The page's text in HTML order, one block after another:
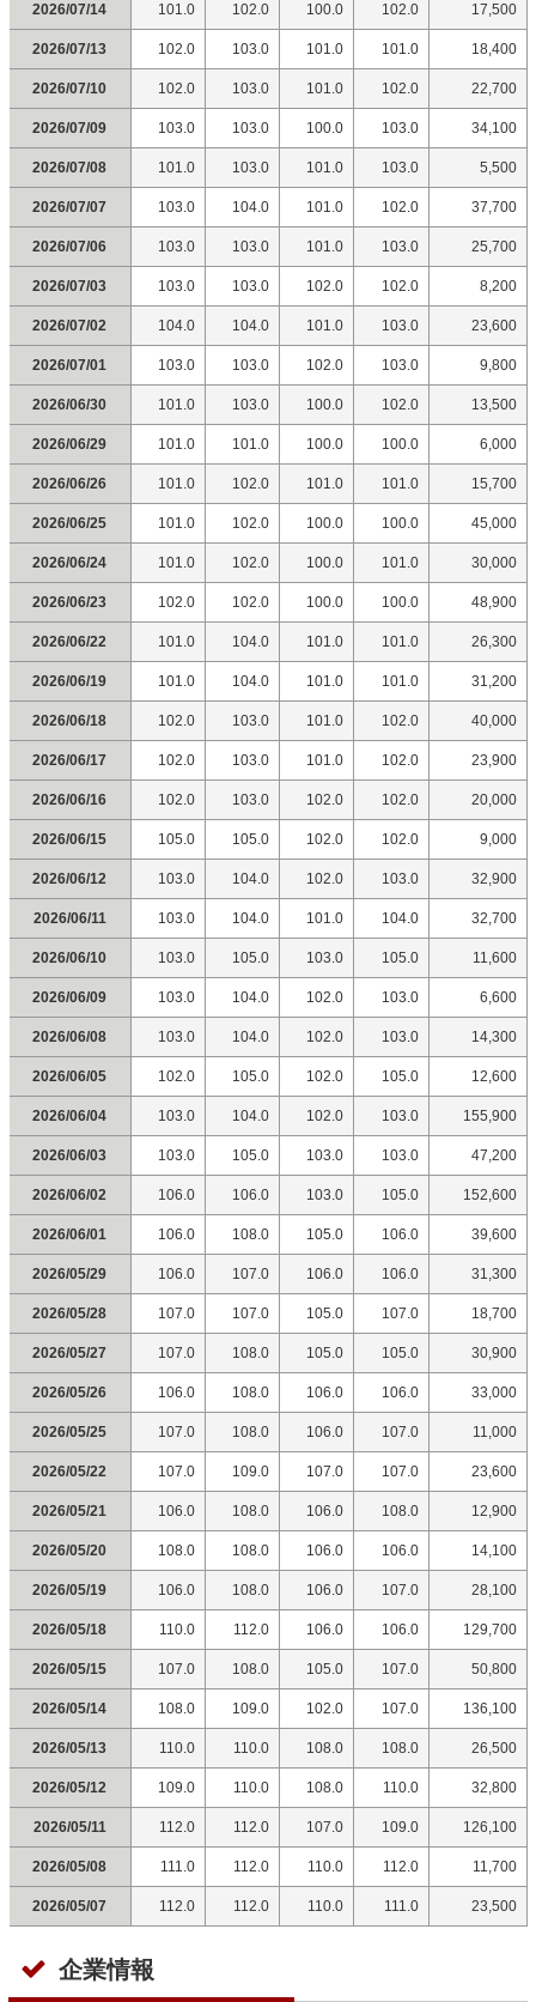
2026/07/14 101.0 102.0 100.0 102.0 17,500
2026/07/13 102.0 103.0 101.0 101.0 18,400
2026/07/10 102.0 103.0 101.0 102.0 22,700
2026/07/09 103.0 103.0 100.0 103.0 34,100
2026/07/08 101.0 103.0 101.0 103.0 5,500
2026/07/07 103.0 104.0 101.0 102.0 37,700
2026/07/06 103.0 103.0 101.0 103.0 25,700
2026/07/03 103.0 103.0 102.0 102.0 8,200
2026/07/02 104.0 104.0 101.0 103.0 23,600
2026/07/01 103.0 103.0 102.0 103.0 9,800
2026/06/30 101.0 103.0 100.0 102.0 13,500
2026/06/29 101.0 101.0 100.0 100.0 6,000
2026/06/26 101.0 102.0 101.0 101.0 15,700
2026/06/25 101.0 102.0 100.0 100.0 45,000
2026/06/24 101.0 102.0 100.0 101.0 30,000
2026/06/23 102.0 102.0 100.0 100.0 48,900
2026/06/22 101.0 104.0 101.0 101.0 26,300
2026/06/19 101.0 104.0 101.0 101.0 31,200
2026/06/18 102.0 103.0 101.0 102.0 40,000
2026/06/17 102.0 103.0 101.0 102.0 23,900
2026/06/16 102.0 103.0 102.0 102.0 20,000
2026/06/15 105.0 105.0 102.0 102.0 9,000
2026/06/12 103.0 104.0 102.0 103.0 32,900
2026/06/11 103.0 104.0 101.0 104.0 32,700
2026/06/10 103.0 105.0 103.0 105.0 11,600
2026/06/09 103.0 104.0 102.0 103.0 6,600
2026/06/08 103.0 104.0 102.0 103.0 14,300
2026/06/05 102.0 105.0 102.0 105.0 12,600
2026/06/04 103.0 104.0 102.0 103.0 155,900
2026/06/03 103.0 105.0 103.0 103.0 47,200
2026/06/02 106.0 106.0 103.0 105.0 152,600
2026/06/01 106.0 108.0 105.0 106.0 39,600
2026/05/29 106.0 107.0 106.0 106.0 31,300
2026/05/28 107.0 107.0 105.0 107.0 18,700
2026/05/27 107.0 108.0 105.0 105.0 30,900
2026/05/26 106.0 108.0 106.0 106.0 33,000
2026/05/25 107.0 108.0 106.0 107.0 11,000
2026/05/22 107.0 109.0 107.0 107.0 23,600
2026/05/21 106.0 108.0 106.0 108.0 12,900
2026/05/20 108.0 108.0 106.0 106.0 14,100
2026/05/19 106.0 108.0 106.0 107.0 28,100
2026/05/18 110.0 112.0 106.0 106.0 129,700
2026/05/15 107.0 108.0 105.0 107.0 50,800
2026/05/14 108.0 109.0 102.0 107.0 136,100
2026/05/13 110.0 110.0 108.0 108.0 26,500
2026/05/12 109.0 110.0 108.0 110.0 32,800
2026/05/11 112.0 112.0 107.0 109.0 126,100
2026/05/08 111.0 112.0 110.0 112.0 11,700
2026/05/07 112.0 112.0 110.0 111.0 23,500
企業情報